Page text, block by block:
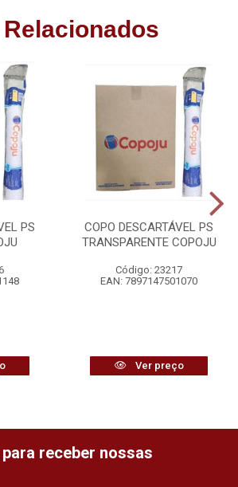
PS
COPO DESCARTÁVEL PS
TRANSPARENTE COPOJU
Código: 23217
EAN: 7897147501070
Ver preço
receber nossas